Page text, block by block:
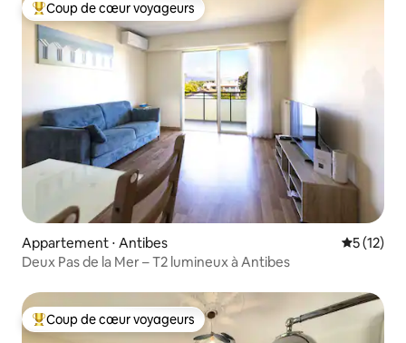
Coups de cœur voyageurs les plus appréciés
Coup de cœur voyageurs
Appartement ⋅ Antibes
5 (12)
Deux Pas de la Mer – T2 lumineux à Antibes
Coups de cœur voyageurs les plus appréciés
Coup de cœur voyageurs